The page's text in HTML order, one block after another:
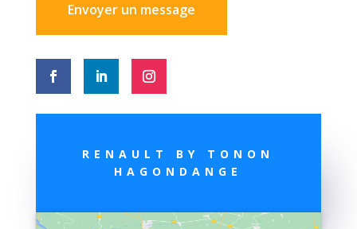
Envoyer un message
RENAULT BY TONON
HAGONDANGE